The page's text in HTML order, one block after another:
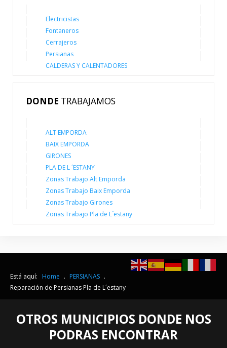
Electricistas
Fontaneros
Cerrajeros
Persianas
CALDERAS Y CALENTADORES
DONDE TRABAJAMOS
ALT EMPORDA
BAIX EMPORDA
GIRONES
PLA DE L ´ESTANY
Zonas Trabajo Alt Emporda
Zonas Trabajo Baix Emporda
Zonas Trabajo Girones
Zonas Trabajo Pla de L´estany
Está aquí: Home . PERSIANAS .
Reparación de Persianas Pla de L´estany
OTROS MUNICIPIOS DONDE NOS
PODRAS ENCONTRAR